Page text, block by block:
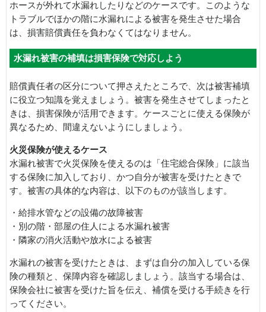
ホースが外れて水漏れしたりなどのケースです。このような
トラブルでほかの階に水漏れによる被害を発生させた場合
は、損害賠償責任を負わなくてはなりません。
水漏れ被害の補填は損害保険で対応しよう
賠償責任者の区分について押さえたところで、次は被害補填
に役立つ知識を覚えましょう。被害を発生させてしまったと
きは、損害保険が活用できます。ケースごとに使える保険が
異なるため、間違えないようにしましょう。
火災保険が使えるケース
水漏れ被害で火災保険を使えるのは「住宅総合保険」に該当
する保険に加入しており、かつ自分が被害を受けたときで
す。被害の具体的な内容は、以下のものが該当します。
・給排水管などの設備の故障被害
・別の階・部屋の住人による水漏れ被害
・隣家の消火活動や放水による被害
水漏れの被害を受けたときは、まずは自分の加入している保
険の種類と、保障内容を確認しましょう。該当する場合は、
保険会社に被害を受けた旨を伝え、補償を受ける手続きを行
ってください。